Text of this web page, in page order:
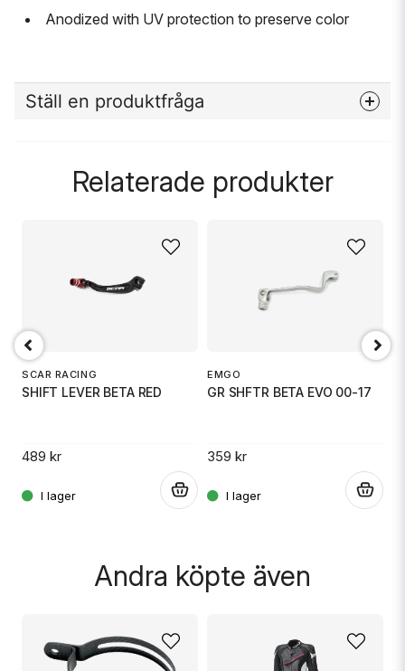
Anodized with UV protection to preserve color
Ställ en produktfråga
Ja, ni får publicera min fråga
Skicka fråga
Relaterade produkter
SCAR RACING
SHIFT LEVER BETA RED
489 kr
EMGO
GR SHFTR BETA EVO 00-17
359 kr
Andra köpte även